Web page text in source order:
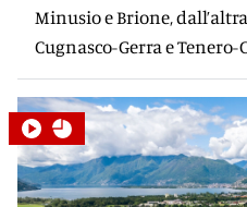
Minusio e Brione,
Cugnasco-Gerra e Tenero-